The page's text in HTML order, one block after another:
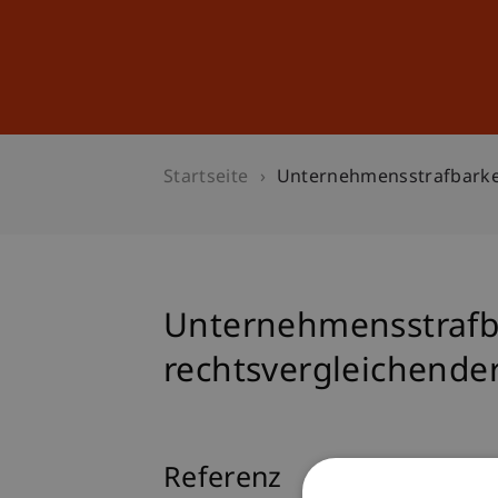
Startseite
Referenz